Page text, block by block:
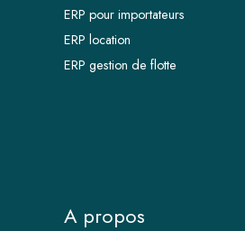
ERP pour importateurs
ERP location
ERP gestion de flotte
A propos